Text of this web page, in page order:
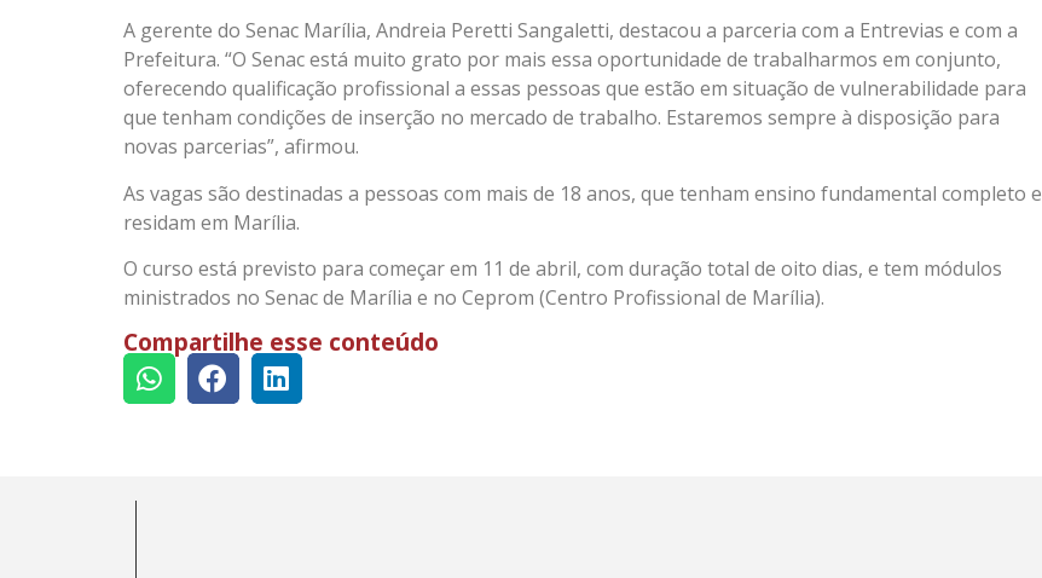
A gerente do Senac Marília, Andreia Peretti Sangaletti, destacou a parceria com a Entrevias e com a
Prefeitura. “O Senac está muito grato por mais essa oportunidade de trabalharmos em conjunto,
oferecendo qualificação profissional a essas pessoas que estão em situação de vulnerabilidade para
que tenham condições de inserção no mercado de trabalho. Estaremos sempre à disposição para
novas parcerias”, afirmou.
As vagas são destinadas a pessoas com mais de 18 anos, que tenham ensino fundamental completo e
residam em Marília.
O curso está previsto para começar em 11 de abril, com duração total de oito dias, e tem módulos
ministrados no Senac de Marília e no Ceprom (Centro Profissional de Marília).
Compartilhe esse conteúdo